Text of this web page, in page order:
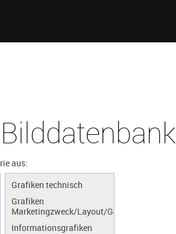
aus:
Grafiken technisch
Grafiken
Marketingzweck/Layout/Gestaltung
Informationsgrafiken